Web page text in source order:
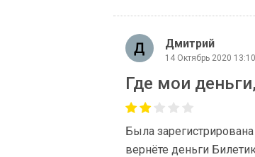
Дмитрий
14 Октябрь 2020 13:10
Где мои
Была
вернёте деньги